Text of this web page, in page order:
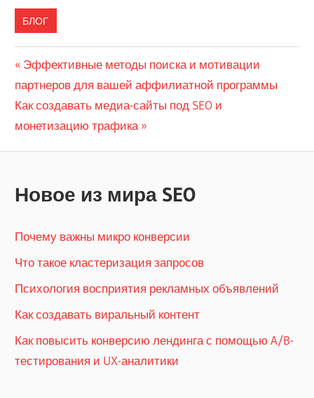
БЛОГ
Навигация
по
записям
Предыдущая
запись:
Эффективные методы поиска и мотивации
партнеров для вашей аффилиатной программы
Следующая
запись:
Как создавать медиа-сайты под SEO и
монетизацию трафика
Новое из мира SEO
Почему важны микро конверсии
Что такое кластеризация запросов
Психология восприятия рекламных объявлений
Как создавать виральный контент
Как повысить конверсию лендинга с помощью A/B-
тестирования и UX-аналитики